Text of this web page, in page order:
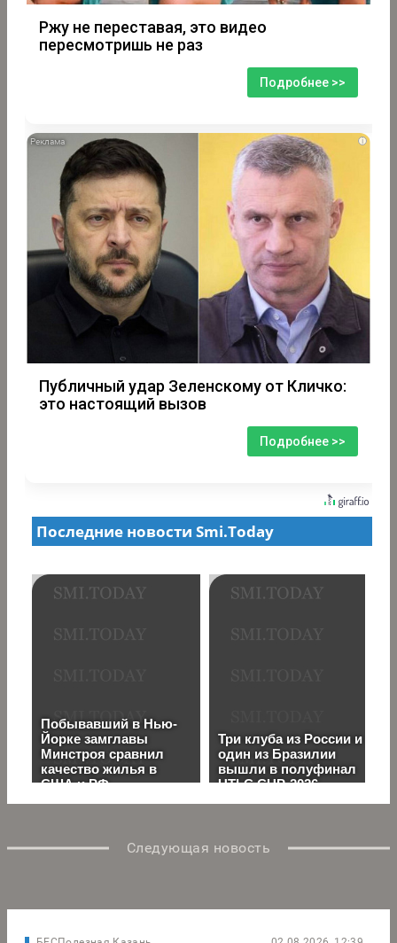
Ржу не переставая, это видео
пересмотришь не раз
Подробнее >>
i
Публичный удар Зеленскому от Кличко:
это настоящий вызов
Подробнее >>
Следующая новость